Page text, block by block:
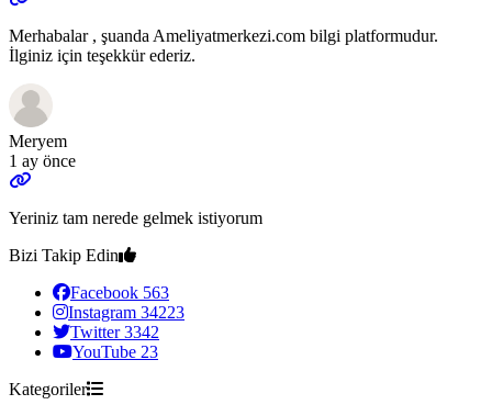
Merhabalar , şuanda Ameliyatmerkezi.com bilgi platformudur.
İlginiz için teşekkür ederiz.
Meryem
1 ay önce
Yeriniz tam nerede gelmek istiyorum
Bizi Takip Edin
Facebook 563
Instagram 34223
Twitter 3342
YouTube 23
Kategoriler